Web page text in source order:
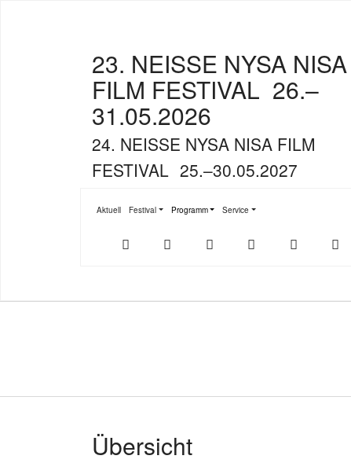
23. NEISSE NYSA NISA
FILM FESTIVAL 26.–
31.05.2026
24. NEISSE NYSA NISA FILM
FESTIVAL 25.–30.05.2027
Aktuell Festival
Submenu for "Festival"
Programm
Submenu for "Programm"
Service
Submenu for "Service"
Store
Play
Youtube Facebook
Übersicht